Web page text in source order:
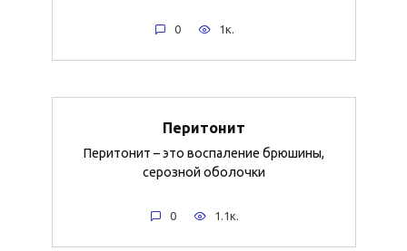
0 1к.
Перитонит
Перитонит – это воспаление брюшины,
серозной оболочки
0 1.1к.